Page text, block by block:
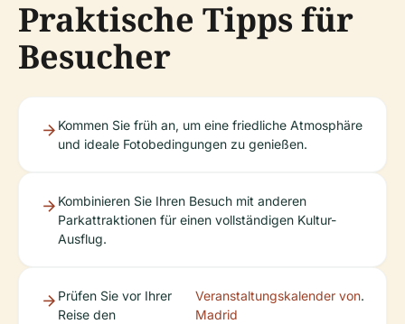
Praktische Tipps für
Besucher
Kommen Sie früh an, um eine friedliche Atmosphäre
und ideale Fotobedingungen zu genießen.
Kombinieren Sie Ihren Besuch mit anderen
Parkattraktionen für einen vollständigen Kultur-
Ausflug.
Prüfen Sie vor Ihrer
Reise den
Veranstaltungskalender von
Madrid
.